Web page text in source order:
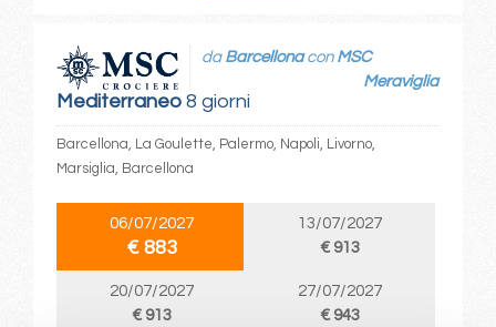
Mediterraneo8 giorni
da Barcellonacon MSC
Meraviglia
Barcellona, La Goulette, Palermo, Napoli, Livorno,
Marsiglia, Barcellona
06/07/2027
€ 883
13/07/2027
€ 913
20/07/2027
€ 913
27/07/2027
€ 943